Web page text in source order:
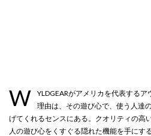
W
YLDGEARがアメリカを代表する
理由は、その遊び心で、使う人達
げてくれるセンスにある。クオリティの高
人の遊び心をくすぐる隠れた機能を手にす